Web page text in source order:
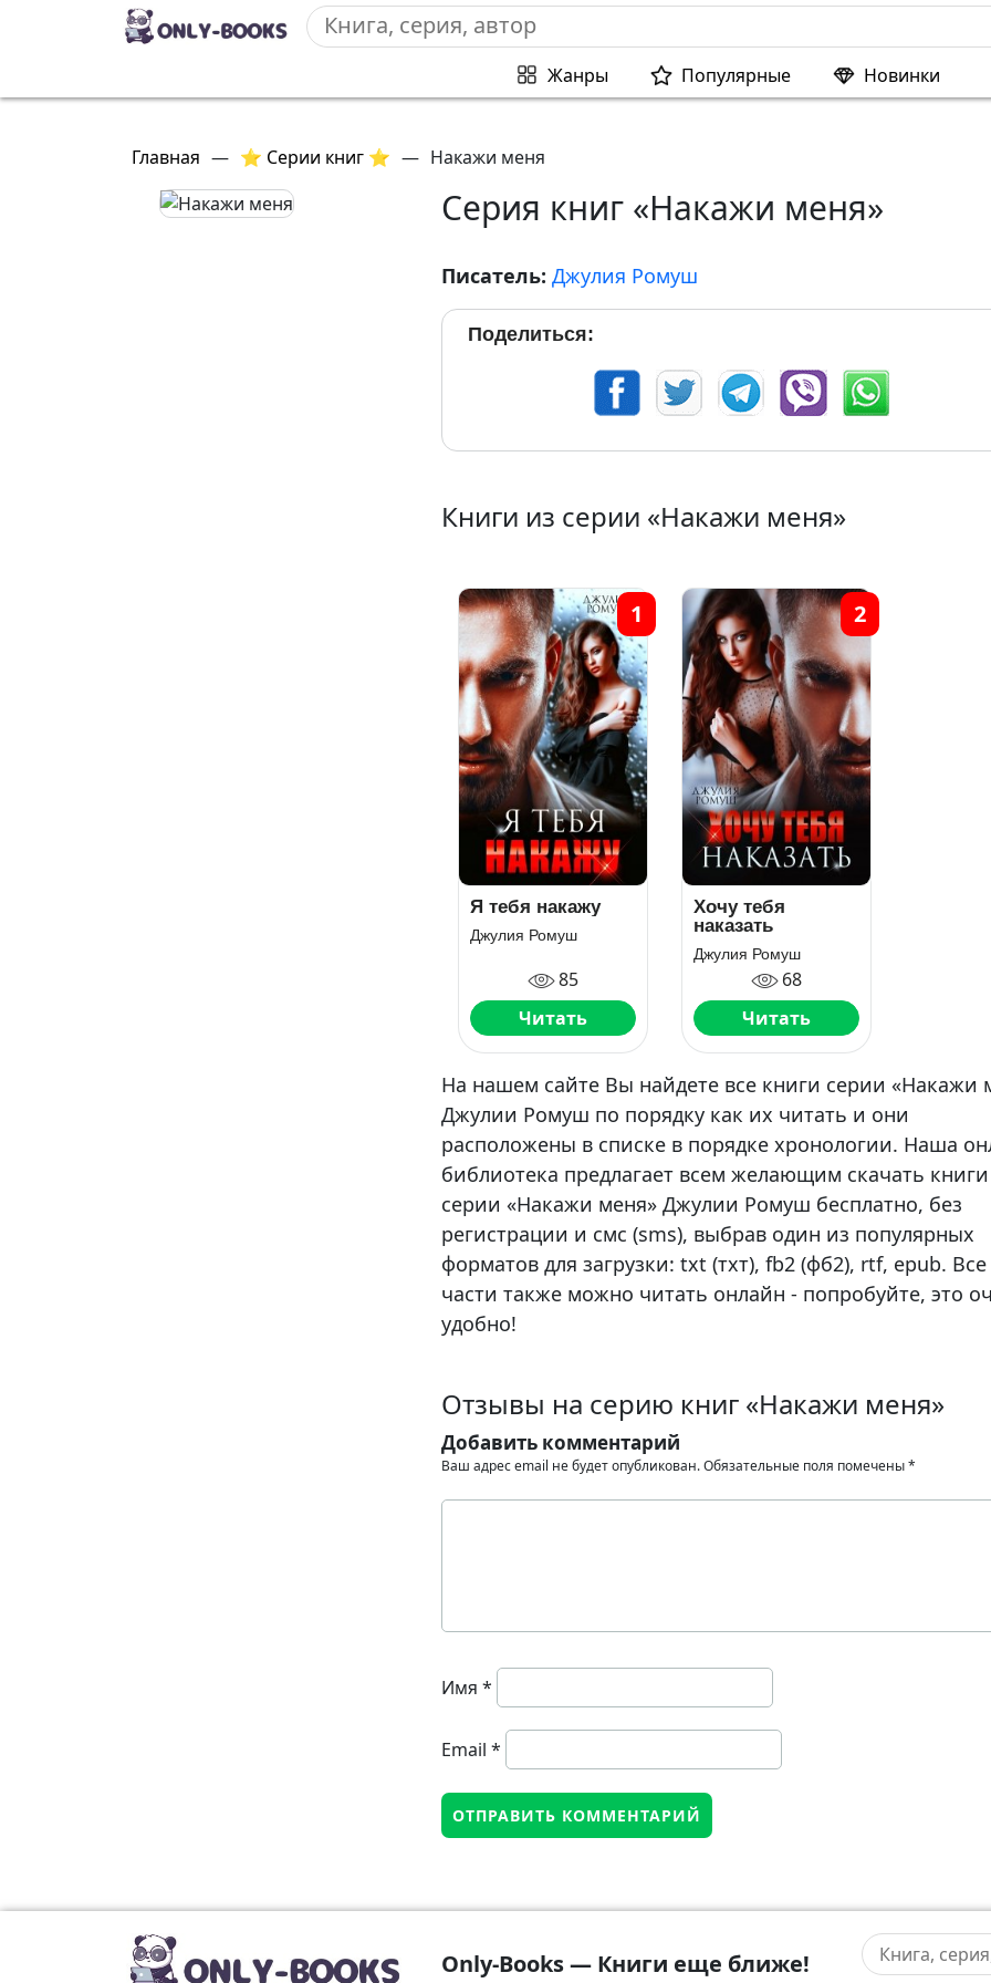
Жанры Популярные Новинки
Главная — ⭐ Серии книг ⭐ — Накажи меня
Серия книг «Накажи меня»
Писатель: Джулия Ромуш
Поделиться:
Книги из серии «Накажи меня»
Я тебя накажу
Джулия Ромуш
85
Читать
1
Хочу тебя
наказать
Джулия Ромуш
68
Читать
2
На нашем сайте Вы найдете все книги серии «Накажи
Джулии Ромуш по порядку как их читать и они
расположены в списке в порядке хронологии. Наша
библиотека предлагает всем желающим скачать
серии «Накажи меня» Джулии Ромуш бесплатно, без
регистрации и смс (sms), выбрав один из популярных
форматов для загрузки: txt (тхт), fb2 (фб2), rtf, epub. Все
части также можно читать онлайн - попробуйте, это
удобно!
Отзывы на серию книг «Накажи меня»
Добавить комментарий
Ваш адрес email не будет опубликован.Обязательные поля помечены*
Имя *
Email *
Only-Books — Книги еще ближе!